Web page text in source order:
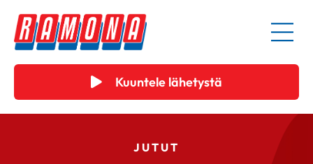
Kuuntele lähetystä
JUTUT